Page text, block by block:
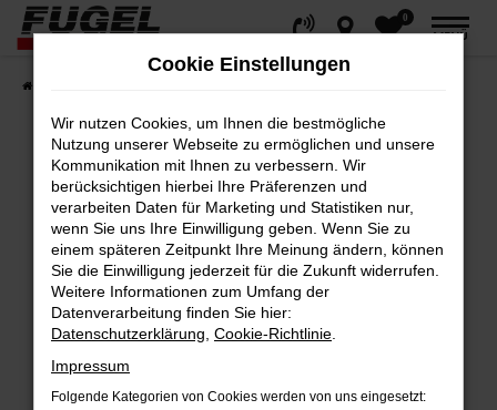
Zum
Hauptinhalt
springen
0
MENÜ
Fehler: Network Error
Beim Laden ist ein Fehler aufgetreten.
Hier sind ein paar Tipps, die dir helfen können:
Überprüfe deine Firewall und deine
Internetverbindung.
Laden andere Webseiten, zum Beispiel
deine Suchmaschine?
Cookie Einstellungen
Wir nutzen Cookies, um Ihnen die bestmögliche
Nutzung unserer Webseite zu ermöglichen und unsere
Kommunikation mit Ihnen zu verbessern. Wir
berücksichtigen hierbei Ihre Präferenzen und
verarbeiten Daten für Marketing und Statistiken nur,
wenn Sie uns Ihre Einwilligung geben. Wenn Sie zu
einem späteren Zeitpunkt Ihre Meinung ändern, können
Sie die Einwilligung jederzeit für die Zukunft widerrufen.
Weitere Informationen zum Umfang der
Datenverarbeitung finden Sie hier:
Datenschutzerklärung Cookie-Richtlinie
Impressum
Folgende Kategorien von Cookies werden von uns eingesetzt: